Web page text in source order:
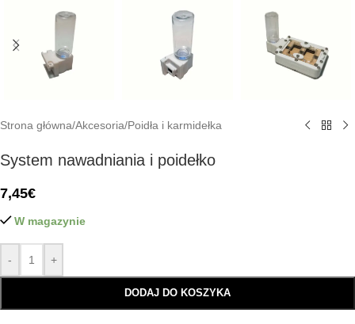
Strona główna/Akcesoria/Poidła i karmidełka
System nawadniania i poidełko
7,45€
W magazynie
- +
DODAJ DO KOSZYKA